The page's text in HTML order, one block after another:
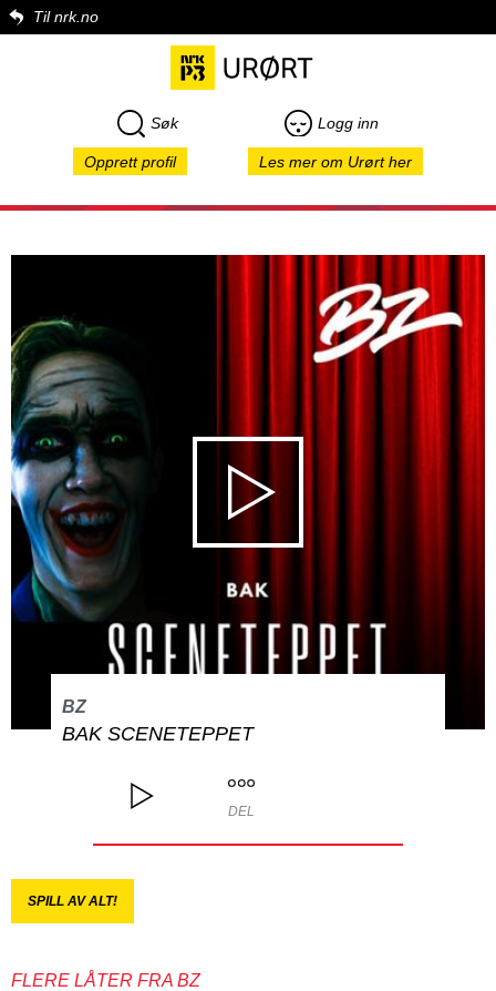
Til nrk.no
Søk Logg inn
Opprett profil Les mer om Urørt her
BZ
BAK SCENETEPPET
DEL
SPILL AV ALT!
FLERE LÅTER FRA BZ